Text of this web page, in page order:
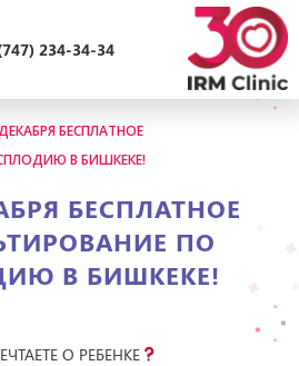
234-34-34
БЕСПЛАТНОЕ
В БИШКЕКЕ!
БЕСПЛАТНОЕ
ПО
В БИШКЕКЕ!
О РЕБЕНКЕ